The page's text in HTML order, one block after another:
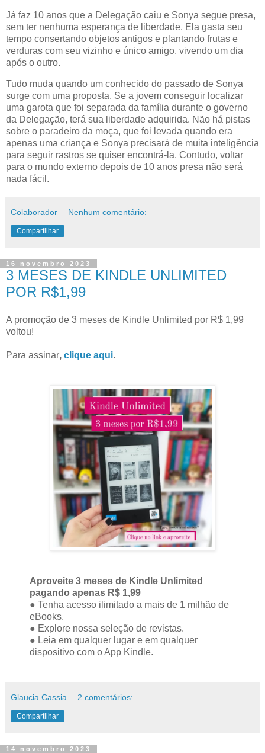
Já faz 10 anos que a Delegação caiu e Sonya segue presa,
sem ter nenhuma esperança de liberdade. Ela gasta seu
tempo consertando objetos antigos e plantando frutas e
verduras com seu vizinho e único amigo, vivendo um dia
após o outro.
Tudo muda quando um conhecido do passado de Sonya
surge com uma proposta. Se a jovem conseguir localizar
uma garota que foi separada da família durante o governo
da Delegação, terá sua liberdade adquirida. Não há pistas
sobre o paradeiro da moça, que foi levada quando era
apenas uma criança e Sonya precisará de muita inteligência
para seguir rastros se quiser encontrá-la. Contudo, voltar
para o mundo externo depois de 10 anos presa não será
nada fácil.
Colaborador Nenhum comentário:
Compartilhar
16 novembro 2023
3 MESES DE KINDLE UNLIMITED
POR R$1,99
A promoção de 3 meses de Kindle Unlimited por R$ 1,99
voltou!
Para assinar, clique aqui.
Aproveite 3 meses de Kindle Unlimited
pagando apenas R$ 1,99
● Tenha acesso ilimitado a mais de 1 milhão de
eBooks.
● Explore nossa seleção de revistas.
● Leia em qualquer lugar e em qualquer
dispositivo com o App Kindle.
Glaucia Cassia 2 comentários:
Compartilhar
14 novembro 2023